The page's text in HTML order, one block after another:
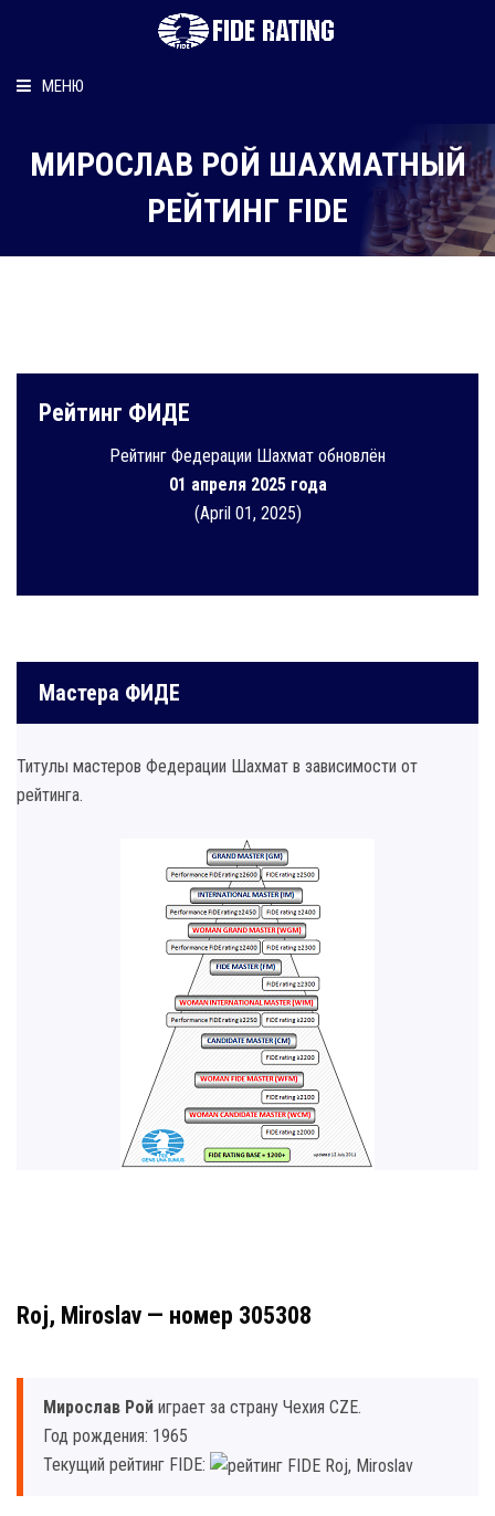
МЕНЮ
Рейтинг шахматиста
Персональный информер
МИРОСЛАВ РОЙ ШАХМАТНЫЙ
РЕЙТИНГ FIDE
Рейтинг ФИДЕ
Рейтинг Федерации Шахмат обновлён
01 апреля 2025 года
(April 01, 2025)
Мастера ФИДЕ
Титулы мастеров Федерации Шахмат в зависимости от
рейтинга.
Roj, Miroslav — номер 305308
Мирослав Рой играет за страну Чехия CZE.
Год рождения: 1965
Текущий рейтинг FIDE: